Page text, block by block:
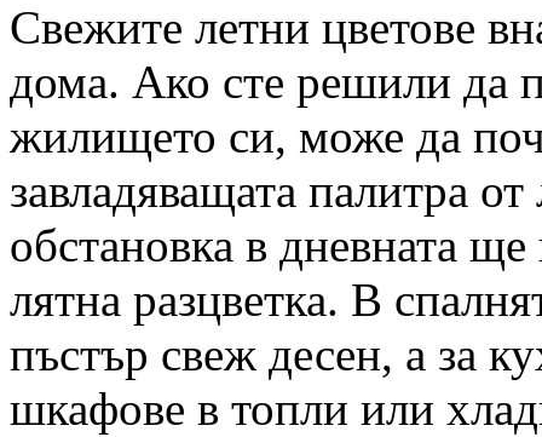
Свежите летни цветове
дома. Ако сте решили да
жилището си, може да
завладяващата палитра
обстановка в дневната
лятна разцветка. В
пъстър свеж десен, а за
шкафове в топли или